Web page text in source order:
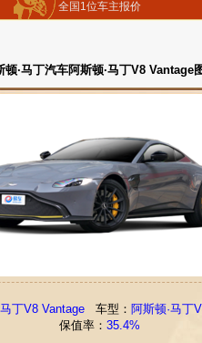
全国1位车主报价
顿·马丁汽车阿斯顿·马丁V8 Vantage
丁V8 Vantage车型： 阿斯顿·马丁
保值率： 35.4%